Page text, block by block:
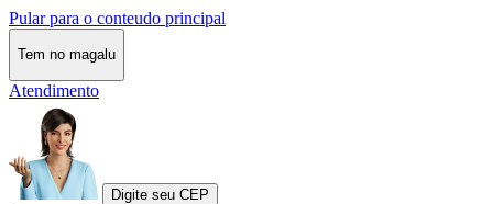
Pular para o conteudo principal
Tem no magalu
Atendimento
Digite seu CEP